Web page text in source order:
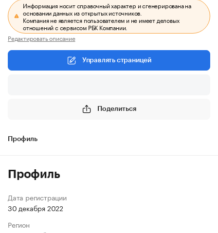
Информация носит справочный характер и сгенерирована на
основании данных из открытых источников.
Компания не является пользователем и не имеет деловых
отношений с сервисом РБК Компании.
Редактировать описание
Управлять страницей
Поделиться
Профиль
Профиль
Дата регистрации
30 декабря 2022
Регион